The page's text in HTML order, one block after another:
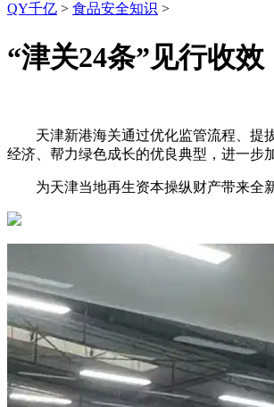
QY千亿 > 食品安全知识 >
“津关24条”见行收
天津新港海关通过优化监管流程、提拔
经济、帮力绿色成长的优良典型，进一步
为天津当地再生资本操纵财产带来全新